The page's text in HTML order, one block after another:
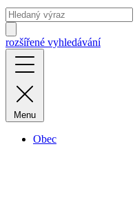
rozšířené vyhledávání
Menu
Obec